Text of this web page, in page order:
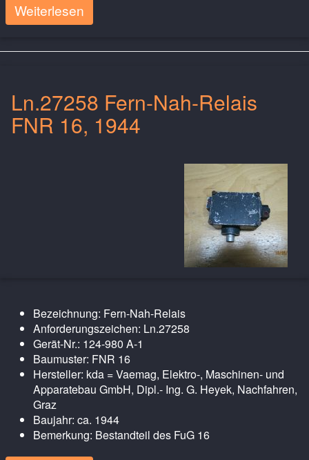
Weiterlesen
Ln.27258 Fern-Nah-Relais
FNR 16, 1944
Bezeichnung: Fern-Nah-Relais
Anforderungszeichen: Ln.27258
Gerät-Nr.: 124-980 A-1
Baumuster: FNR 16
Hersteller: kda = Vaemag, Elektro-, Maschinen- und
Apparatebau GmbH, Dipl.- Ing. G. Heyek, Nachfahren,
Graz
Baujahr: ca. 1944
Bemerkung: Bestandteil des FuG 16